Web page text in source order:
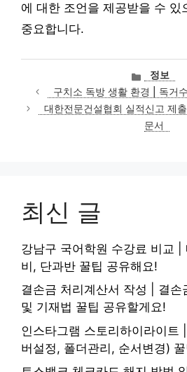
에 대한 조언을 제공받을 수 있
중요합니다.
카
테
고
리
정보
구치소 독방 생활 환경 | 독거
대한전문건설협회 실적신고 제
문서
최신 글
강남구 국어학원 수강료 비교 |
비, 단과반 꿀팁 공유해요!
결손금 처리계산서 작성 | 결손
및 기재법 꿀팁 공유할게요!
인스타그램 스토리하이라이트
버설정, 폴더관리, 순서변경)